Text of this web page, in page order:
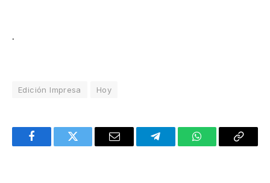
.
Edición Impresa Hoy
FacebookTwitter Email TelegramWhatsAppCopy